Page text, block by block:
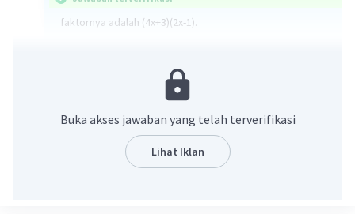
faktornya adalah (4x+3)(2x-1).
Level 73
29 September 2023 22:47
Buka akses jawaban yang telah terverifikasi
Lihat Iklan